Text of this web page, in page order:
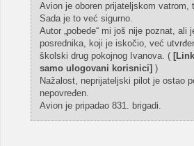
Avion je oboren prijateljskom vatrom,
Sada je to već sigurno.
Autor „pobede“ mi još nije poznat, ali
posrednika, koji je iskočio, već
školski drug pokojnog Ivanova. (
samo ulogovani korisnici] )
Nažalost, neprijateljski pilot je ostao
nepovređen.
Avion je pripadao 831. brigadi.